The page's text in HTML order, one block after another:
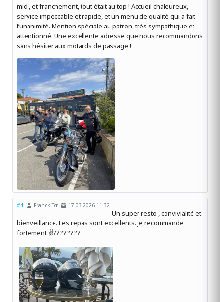
midi, et franchement, tout était au top ! Accueil chaleureux,
service impeccable et rapide, et un menu de qualité qui a fait
l’unanimité. Mention spéciale au patron, très sympathique et
attentionné. Une excellente adresse que nous recommandons
sans hésiter aux motards de passage !
#4 Franck Tcr 17-03-2026 11:32
Un super resto , convivialité et
bienveillance. Les repas sont excellents. Je recommande
fortement ✌????????️